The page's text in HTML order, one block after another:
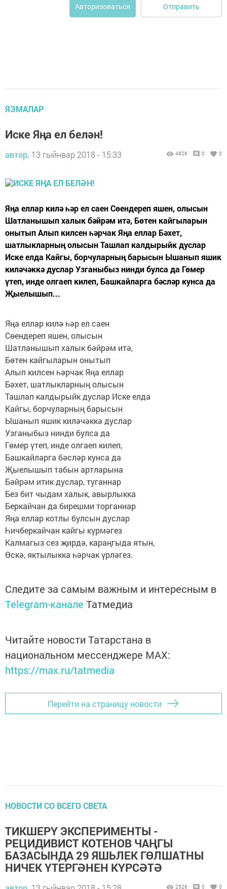
Авторизоваться Отправить
ЯЗМАЛАР
Иске Яңа ел белән!
автор, 13 гыйнвар 2018 - 15:33 4826 0 0
Яңа еллар килә һәр ел саен Сөендереп яшен, олысын
Шатланышып халык бәйрәм итә, Бөтен кайгыларын
онытып Алып килсен һәрчак Яңа еллар Бәхет,
шатлыкларның олысын Ташлап калдырыйк дуслар
Иске елда Кайгы, борчуларның барысын Ышанып яшик
киләчәккә дуслар Узганыбыз нинди булса да Гөмер
үтеп, инде олгаеп килеп, Башкайларга бәсләр кунса да
Җыелышып...
Яңа еллар килә һәр ел саен
Сөендереп яшен, олысын
Шатланышып халык бәйрәм итә,
Бөтен кайгыларын онытып
Алып килсен һәрчак Яңа еллар
Бәхет, шатлыкларның олысын
Ташлап калдырыйк дуслар Иске елда
Кайгы, борчуларның барысын
Ышанып яшик киләчәккә дуслар
Узганыбыз нинди булса да
Гөмер үтеп, инде олгаеп килеп,
Башкайларга бәсләр кунса да
Җыелышып табын артларына
Бәйрәм итик дуслар, туганнар
Без бит чыдам халык, авырлыкка
Беркайчан да бирешми торганнар
Яңа еллар котлы булсын дуслар
Һичберкайчан кайгы күрмәгез
Калмагыз сез җирдә, караңгыда ятын,
Өскә, яктылыкка һәрчак үрләгез.
Следите за самым важным и интересным в
Telegram-канале Татмедиа
Читайте новости Татарстана в
национальном мессенджере MАХ:
https://max.ru/tatmedia
Перейти на страницу новости
НОВОСТИ СО ВСЕГО СВЕТА
ТИКШЕРҮ ЭКСПЕРИМЕНТЫ -
РЕЦИДИВИСТ КОТЕНОВ ЧАҢГЫ
БАЗАСЫНДА 29 ЯШЬЛЕК ГӨЛШАТНЫ
НИЧЕК ҮТЕРГӘНЕН КҮРСӘТӘ
2526 0 0